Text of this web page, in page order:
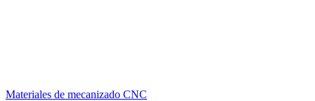
Materiales de mecanizado CNC